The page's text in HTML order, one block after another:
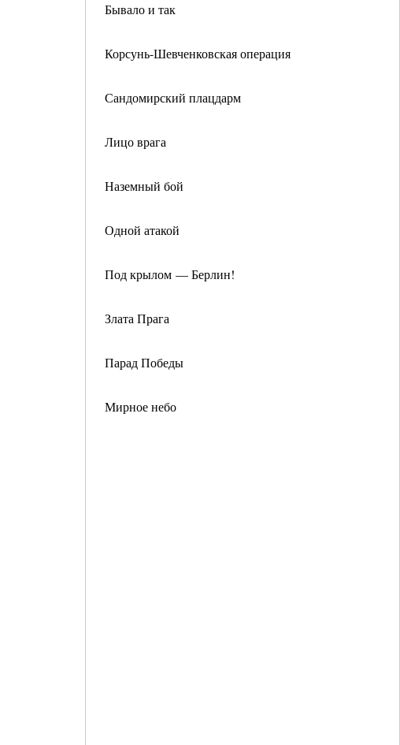
Бывало и так
Корсунь-Шевченковская операция
Сандомирский плацдарм
Лицо врага
Наземный бой
Одной атакой
Под крылом — Берлин!
Злата Прага
Парад Победы
Мирное небо